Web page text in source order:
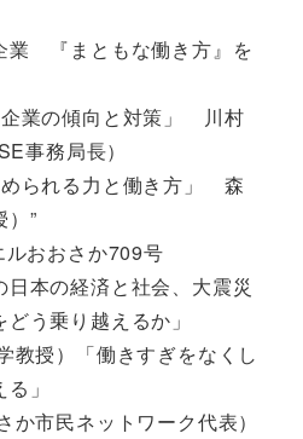
業 『まともな働き方』を
企業の傾向と対策」 川村
事務局長）
められる力と働き方」 森
）”
おおさか709号
日本の経済と社会、大震災
う乗り越えるか」
授）「働きすぎをなくし
える」
市民ネットワーク代表）